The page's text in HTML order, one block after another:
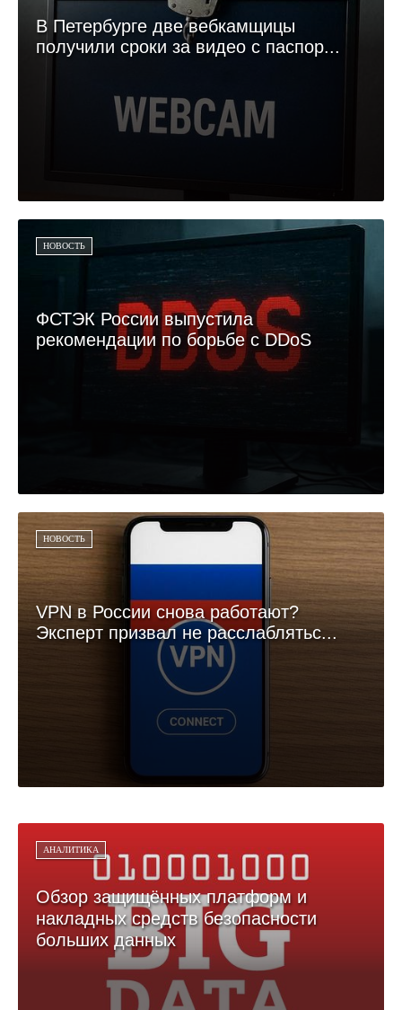
В Петербурге две вебкамщицы
получили сроки за видео с паспор...
НОВОСТЬ
ФСТЭК России выпустила
рекомендации по борьбе с DDoS
НОВОСТЬ
VPN в России снова работают?
Эксперт призвал не расслаблятьс...
АНАЛИТИКА
Обзор защищённых платформ и
накладных средств безопасности
больших данных